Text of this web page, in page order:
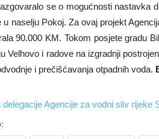
se o mogućnosti nastavka
u naselju Pokoj. Za ovaj projekt
90.000 KM. Tokom posjete gradu
Velhovo i radove na izgradnji
i prečišćavanja otpadnih voda.